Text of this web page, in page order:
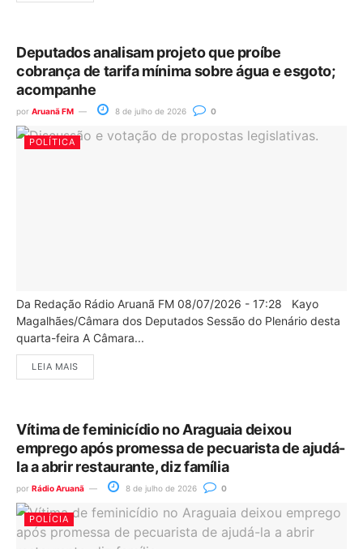
Deputados analisam projeto que proíbe
cobrança de tarifa mínima sobre água e esgoto;
acompanhe
por Aruanã FM 8 de julho de 2026 0
POLÍTICA
Da Redação Rádio Aruanã FM 08/07/2026 - 17:28 Kayo
Magalhães/Câmara dos Deputados Sessão do Plenário desta
quarta-feira A Câmara...
LEIA MAIS
Vítima de feminicídio no Araguaia deixou
emprego após promessa de pecuarista de ajudá-
la a abrir restaurante, diz família
por Rádio Aruanã 8 de julho de 2026 0
POLÍCIA